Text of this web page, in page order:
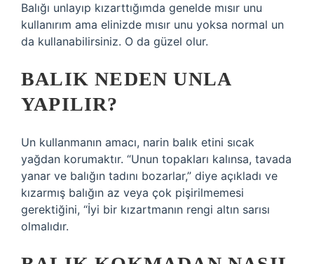
Balığı unlayıp kızarttığımda genelde mısır unu
kullanırım ama elinizde mısır unu yoksa normal un
da kullanabilirsiniz. O da güzel olur.
BALIK NEDEN UNLA
YAPILIR?
Un kullanmanın amacı, narin balık etini sıcak
yağdan korumaktır. “Unun topakları kalınsa, tavada
yanar ve balığın tadını bozarlar,” diye açıkladı ve
kızarmış balığın az veya çok pişirilmemesi
gerektiğini, “İyi bir kızartmanın rengi altın sarısı
olmalıdır.